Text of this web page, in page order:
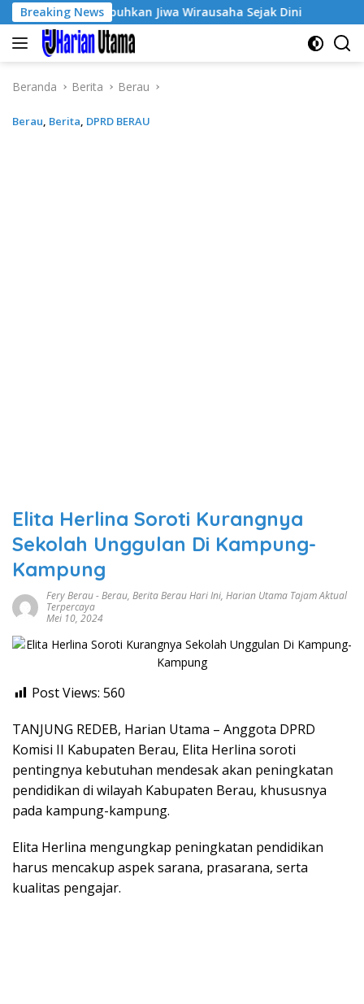
Langsung
ke
konten
Breaking News
3, Tumbuhkan Jiwa Wirausaha Sejak Dini GratisPol
Beranda Berita Berau
Berau, Berita, DPRD BERAU
Elita Herlina Soroti Kurangnya
Sekolah Unggulan Di Kampung-
Kampung
Fery Berau-Berau, Berita Berau Hari Ini, Harian Utama Tajam Aktual
Terpercaya
Mei 10, 2024
Post Views: 560
TANJUNG REDEB, Harian Utama – Anggota DPRD
Komisi II Kabupaten Berau, Elita Herlina soroti
pentingnya kebutuhan mendesak akan peningkatan
pendidikan di wilayah Kabupaten Berau, khususnya
pada kampung-kampung.
Elita Herlina mengungkap peningkatan pendidikan
harus mencakup aspek sarana, prasarana, serta
kualitas pengajar.